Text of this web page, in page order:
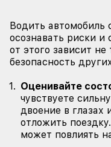
Водить
осознавать риски и
от этого зависит
безопасность
Оценивайте
чувствуете
двоение в глазах
отложить
может повлиять